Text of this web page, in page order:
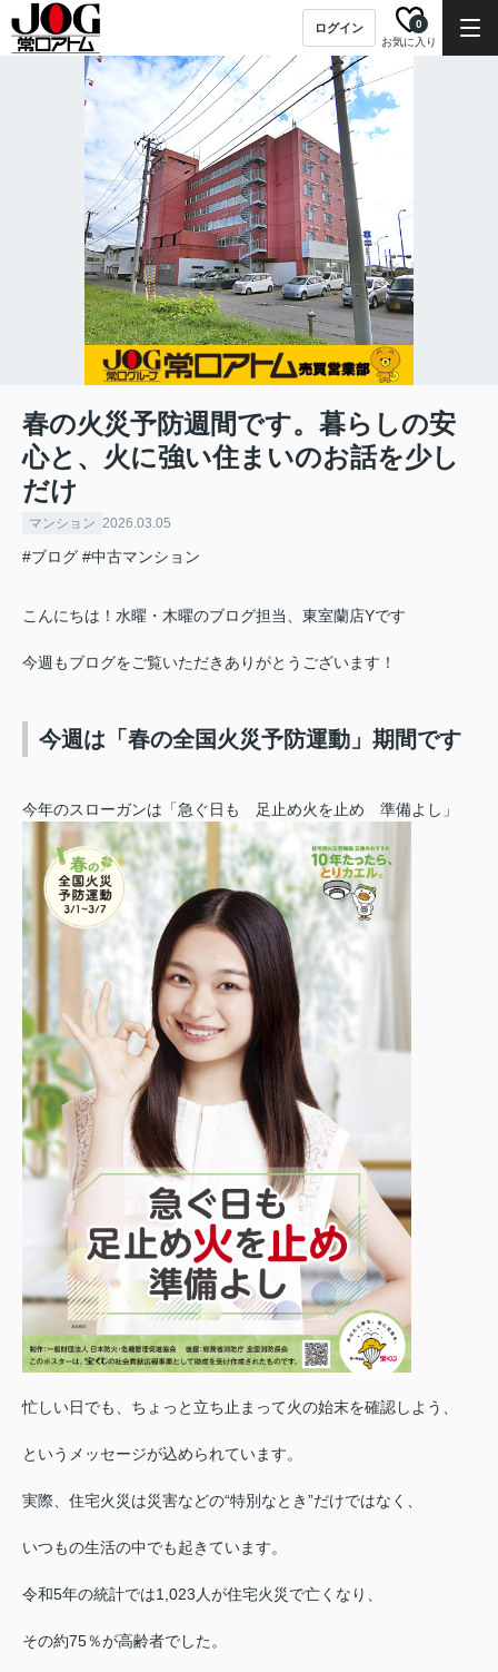
ログイン
お気に入り
0
春の火災予防週間です。暮らしの安
心と、火に強い住まいのお話を少し
だけ
マンション 2026.03.05
#ブログ #中古マンション
こんにちは！水曜・木曜のブログ担当、東室蘭店Yです
今週もブログをご覧いただきありがとうございます！
今週は「春の全国火災予防運動」期間です
今年のスローガンは 「急ぐ日も 足止め火を止め 準備よし」
忙しい日でも、ちょっと立ち止まって火の始末を確認しよう、
というメッセージが込められています。
実際、住宅火災は災害などの“特別なとき”だけではなく、
いつもの生活の中でも起きています。
令和5年の統計では1,023人が住宅火災で亡くなり、
その約75％が高齢者でした。